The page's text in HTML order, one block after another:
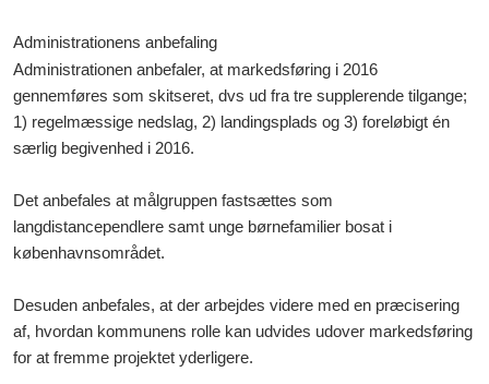
Administrationens anbefaling
Administrationen anbefaler, at markedsføring i 2016
gennemføres som skitseret, dvs ud fra tre supplerende tilgange;
1) regelmæssige nedslag, 2) landingsplads og 3) foreløbigt én
særlig begivenhed i 2016.
Det anbefales at målgruppen fastsættes som
langdistancependlere samt unge børnefamilier bosat i
københavnsområdet.
Desuden anbefales, at der arbejdes videre med en præcisering
af, hvordan kommunens rolle kan udvides udover markedsføring
for at fremme projektet yderligere.